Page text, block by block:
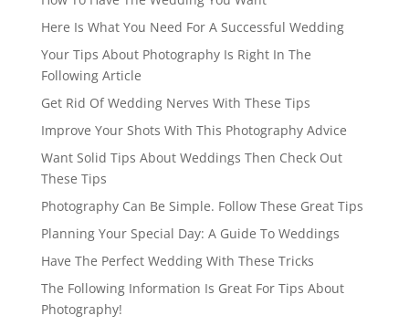
Here Is What You Need For A Successful Wedding
Your Tips About Photography Is Right In The
Following Article
Get Rid Of Wedding Nerves With These Tips
Improve Your Shots With This Photography Advice
Want Solid Tips About Weddings Then Check Out
These Tips
Photography Can Be Simple. Follow These Great Tips
Planning Your Special Day: A Guide To Weddings
Have The Perfect Wedding With These Tricks
The Following Information Is Great For Tips About
Photography!